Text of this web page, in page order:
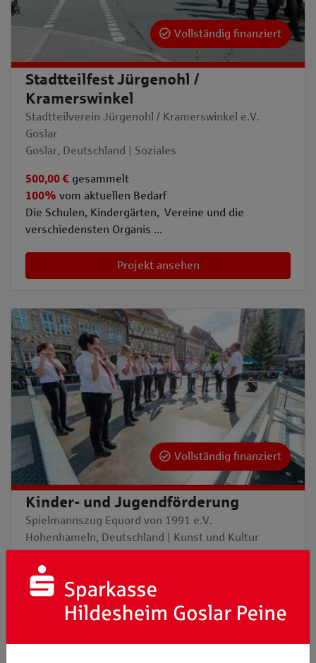
Vollständig finanziert
Stadtteilfest Jürgenohl /
Kramerswinkel
Stadtteilverein Jürgenohl / Kramerswinkel e.V.
Goslar
Goslar, Deutschland | Soziales
500,00 € gesammelt
100% vom aktuellen Bedarf
Die Schulen, Kindergärten, Vereine und die
verschiedensten Organis ...
Projekt ansehen
Vollständig finanziert
Kinder- und Jugendförderung
Spielmannszug Equord von 1991 e.V.
Hohenhameln, Deutschland | Kunst und Kultur
1.500,00 €
100%
vom aktuellen Bedarf
Anlässlich unseres 30-jährigen Jubiläums wollen wir
die Jugend wied ...